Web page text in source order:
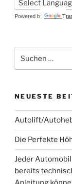
Powered by
nach:
NEUESTE
Autolift/
Die Perfekte
Jeder
bereits